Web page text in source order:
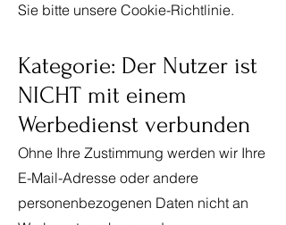
Sie bitte unsere Cookie-Richtlinie.
Kategorie: Der Nutzer ist
NICHT mit einem
Werbedienst verbunden
Ohne Ihre Zustimmung werden wir Ihre
E-Mail-Adresse oder andere
personenbezogenen Daten nicht an